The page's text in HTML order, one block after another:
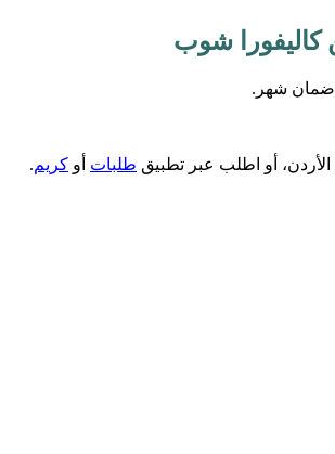
أو اطلب عبر تطبيق طلبات أو كريم.